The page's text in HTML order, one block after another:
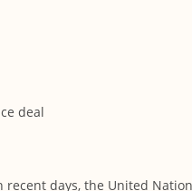
deal
days, the United